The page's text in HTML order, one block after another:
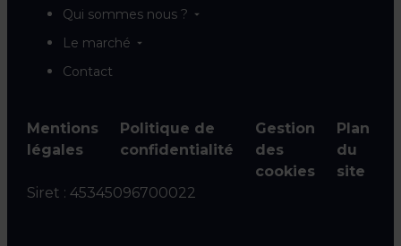
Qui sommes nous ?
Le marché
Contact
Mentions
légales
Politique de
confidentialité
Gestion
des
cookies
Plan
du
site
Siret : 45345096700022